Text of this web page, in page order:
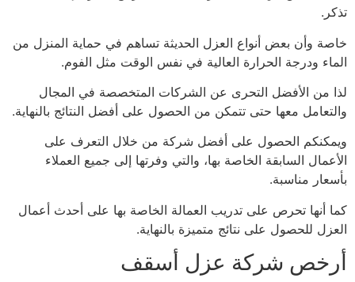
تذكر.
خاصة وأن بعض أنواع العزل الحديثة تساهم في حماية المنزل من
الماء ودرجة الحرارة العالية في نفس الوقت مثل الفوم.
لذا من الأفضل التحرى عن الشركات المتخصصة في المجال
والتعامل معها حتى تتمكن من الحصول على أفضل النتائج بالنهاية.
ويمكنكم الحصول على أفضل شركة من خلال التعرف على
الأعمال السابقة الخاصة بها، والتي وفرتها إلى جميع العملاء
بأسعار مناسبة.
كما أنها تحرص على تدريب العمالة الخاصة بها على أحدث أعمال
العزل للحصول على نتائج متميزة بالنهاية.
أرخص شركة عزل أسقف